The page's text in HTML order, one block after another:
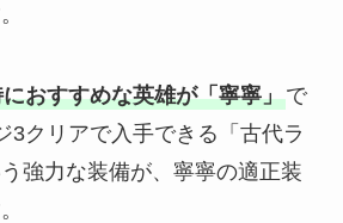
おすすめな英雄が「寧寧」で
3クリアで入手できる「古代ラ
強力な装備が、寧寧の適正装